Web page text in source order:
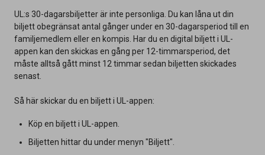
UL:s 30-dagarsbiljetter är inte personliga. Du kan låna ut din
biljett obegränsat antal gånger under en 30-dagarsperiod till en
familjemedlem eller en kompis. Har du en digital biljett i UL-
appen kan den skickas en gång per 12-timmarsperiod, det
måste alltså gått minst 12 timmar sedan biljetten skickades
senast.
Så här skickar du en biljett i UL-appen:
Köp en biljett i UL-appen.
Biljetten hittar du under menyn "Biljett".